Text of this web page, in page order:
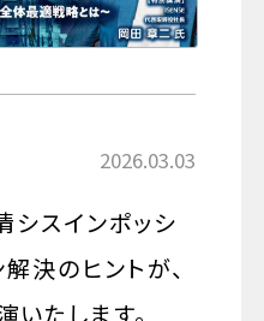
2026.03.03
スインポッシ
決のヒントが、
いたします。